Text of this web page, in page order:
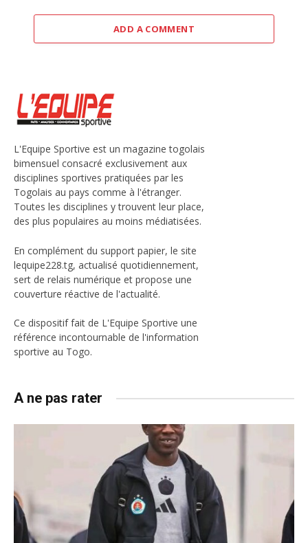
ADD A COMMENT
L'Equipe Sportive est un magazine togolais
bimensuel consacré exclusivement aux
disciplines sportives pratiquées par les
Togolais au pays comme à l'étranger.
Toutes les disciplines y trouvent leur place,
des plus populaires au moins médiatisées.
En complément du support papier, le site
lequipe228.tg, actualisé quotidiennement,
sert de relais numérique et propose une
couverture réactive de l'actualité.
Ce dispositif fait de L'Equipe Sportive une
référence incontournable de l'information
sportive au Togo.
A ne pas rater